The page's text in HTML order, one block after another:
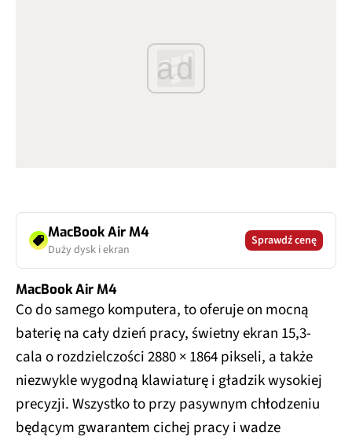
ad
MacBook Air M4
Duży dysk i ekran
Sprawdź cenę
MacBook Air M4
Co do samego komputera, to oferuje on mocną
baterię na cały dzień pracy, świetny ekran 15,3-
cala o rozdzielczości 2880 × 1864 pikseli, a także
niezwykle wygodną klawiaturę i gładzik wysokiej
precyzji. Wszystko to przy pasywnym chłodzeniu
będącym gwarantem cichej pracy i wadze